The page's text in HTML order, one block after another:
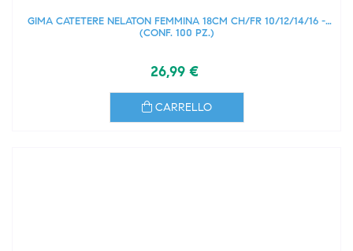
GIMA CATETERE NELATON FEMMINA 18CM CH/FR 10/12/14/16 -
(CONF. 100 PZ.)
26,99 €
CARRELLO